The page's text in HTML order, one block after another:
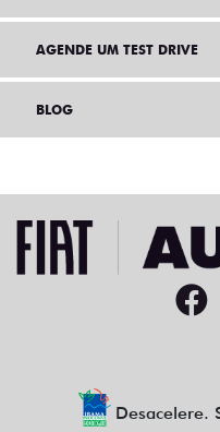
AGENDE UM TEST DRIVE
BLOG
Desacelere.